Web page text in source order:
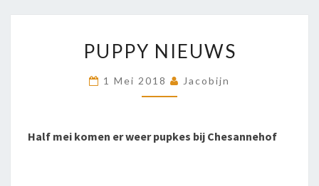
NIEUWS
PUPPY NIEUWS
1 Mei 2018 Jacobijn
Half mei komen er weer pupkes bij Chesannehof